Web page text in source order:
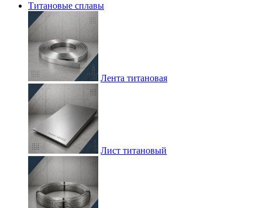
Титановые сплавы
Лента титановая
Лист титановый